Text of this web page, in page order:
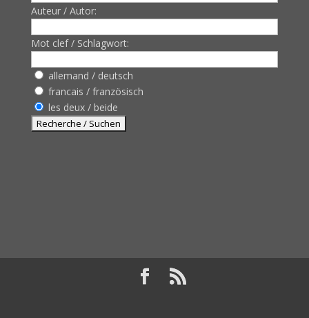
Auteur / Autor:
Mot clef / Schlagwort:
allemand / deutsch
francais / französisch
les deux / beide